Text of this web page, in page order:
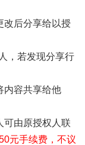
改后分享给以授
，若发现分享行
内容共享给他
可由原授权人联
元手续费，不议